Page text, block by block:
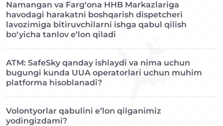
Namangan va Farg‘ona HHB Markazlariga
havodagi harakatni boshqarish dispetcheri
lavozimiga bitiruvchilarni ishga qabul qilish
bo‘yicha tanlov e’lon qiladi
ATM: SafeSky qanday ishlaydi va nima uchun
bugungi kunda UUA operatorlari uchun muhim
platforma hisoblanadi?
Volontyorlar qabulini e’lon qilganimiz
yodingizdami?